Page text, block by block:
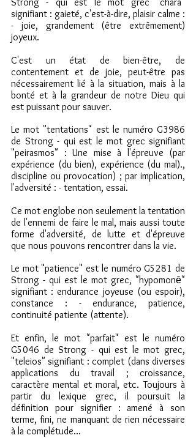
signifiant : gaieté, c'est-à-dire, plaisir calme :
- joie, grandement (être extrêmement)
joyeux.
C'est un état de bien-être, de
contentement et de joie, peut-être pas
nécessairement lié à la situation, mais à la
bonté et à la grandeur de notre Dieu qui
est puissant pour sauver.
Le mot "tentations" est le numéro G3986
de Strong - qui est le mot grec signifiant
"peirasmos" : Une mise à l'épreuve (par
expérience (du bien), expérience (du mal).,
discipline ou provocation) ; par implication,
l'adversité : - tentation, essai.
Ce mot englobe non seulement la tentation
de l'ennemi de faire le mal, mais aussi toute
forme d'adversité, de lutte et d'épreuve
que nous pouvons rencontrer dans la vie.
Le mot "patience" est le numéro G5281 de
Strong - qui est le mot grec, "hypomonē"
signifiant : endurance joyeuse (ou espoir),
constance : - endurance, patience,
continuité patiente (attente).
Et enfin, le mot "parfait" est le numéro
G5046 de Strong - qui est le mot grec,
"teleios" signifiant : complet (dans diverses
applications du travail ; croissance,
caractère mental et moral, etc. Toujours à
partir du lexique grec, il poursuit la
définition pour signifier : amené à son
terme, fini, ne manquant de rien nécessaire
à la complétude...